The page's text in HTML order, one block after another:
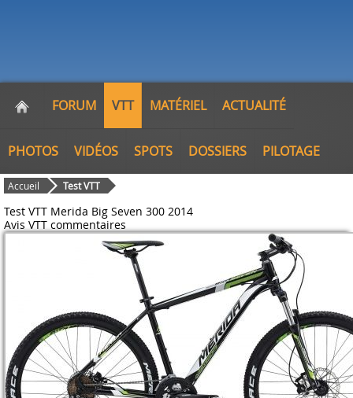
FORUM VTT MATÉRIEL ACTUALITÉ
PHOTOS VIDÉOS SPOTS DOSSIERS PILOTAGE
Accueil Test VTT
Test VTT Merida Big Seven 300 2014
Avis VTT commentaires